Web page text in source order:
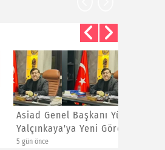
Başkanı Yücel
Yeni Görev